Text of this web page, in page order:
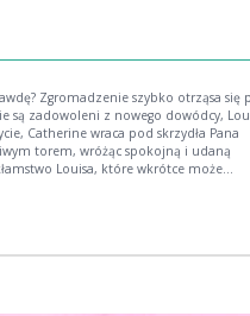
Zgromadzenie szybko otrząsa się
są zadowoleni z nowego dowódcy,
Catherine wraca pod skrzydła Pana
torem, wróżąc spokojną i udaną
Louisa, które wkrótce może
fantastycznych Zgromadzenie.